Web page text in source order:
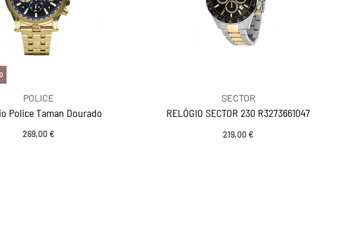
POLICE
Police Taman Dourado
269,00€
SECTOR
RELÓGIO SECTOR 230 R3273661047
219,00€